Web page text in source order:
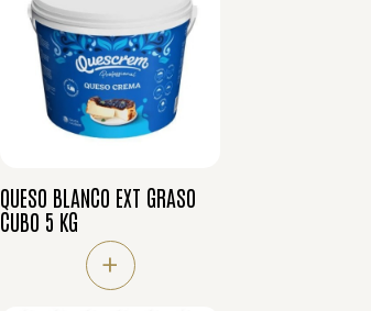
QUESO BLANCO EXT GRASO
CUBO 5 KG
+